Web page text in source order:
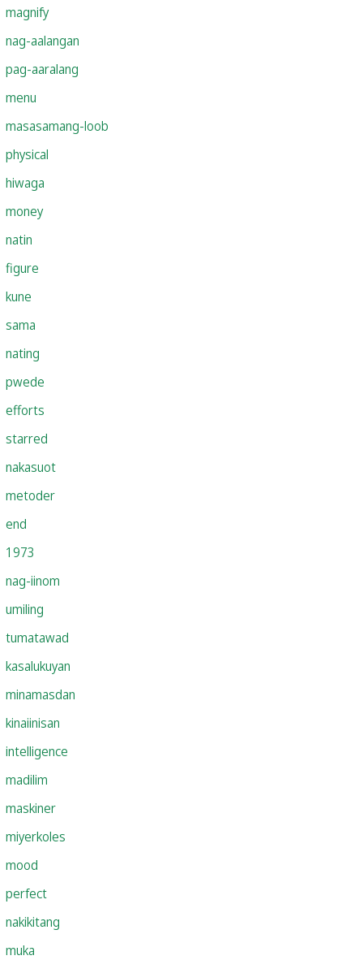
magnify
nag-aalangan
pag-aaralang
menu
masasamang-loob
physical
hiwaga
money
natin
figure
kune
sama
nating
pwede
efforts
starred
nakasuot
metoder
end
1973
nag-iinom
umiling
tumatawad
kasalukuyan
minamasdan
kinaiinisan
intelligence
madilim
maskiner
miyerkoles
mood
perfect
nakikitang
muka